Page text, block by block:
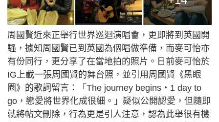
周國賢近來正舉行世界巡迴演唱會，更即將到英國開
騷，據知周國賢已到英國為個唱做準備，而麥可怡亦
有份同行，更分享了在當地拍的照片。日前麥可怡於
IG上載一張周國賢的舞台照，並引用周國賢《黑眼
圈》的歌詞留言：「The journey begins‧1 day to
go，戀愛將世界化成很細。」疑似公開認愛，但隨即
就將帖文刪除，行為更是引人注意，認為此舉很有機